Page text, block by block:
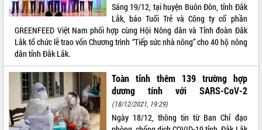
VĂN BẢN HĐND TỈNH
ĐIỂM TIN VĂN BẢN
QUY HOẠCH - KẾ HOẠCH
Sáng 19/12, tại huyện Buôn Đôn, tỉnh Đắk
Lắk, báo Tuổi Trẻ và Công ty cổ phần
GREENFEED Việt Nam phối hợp cùng Hội Nông dân và Tỉnh đoàn Đắk
Lắk tổ chức lễ trao vốn Chương trình “Tiếp sức nhà nông” cho 40 hộ nông
dân tỉnh Đắk Lắk.
Toàn tỉnh thêm 139 trường hợp
dương tính với SARS-CoV-2
(18/12/2021, 19:29)
Ngày 18/12, thông tin từ Ban Chỉ đạo